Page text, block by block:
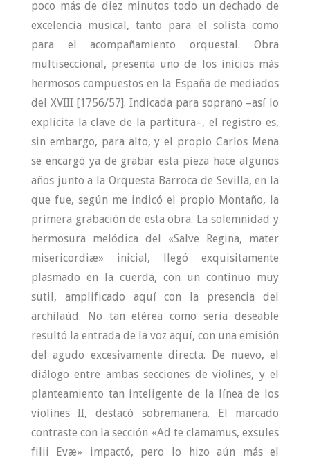
poco más de diez minutos todo un dechado de
excelencia musical, tanto para el solista como
para el acompañamiento orquestal. Obra
multiseccional, presenta uno de los inicios más
hermosos compuestos en la España de mediados
del XVIII [1756/57]. Indicada para soprano –así lo
explicita la clave de la partitura–, el registro es,
sin embargo, para alto, y el propio Carlos Mena
se encargó ya de grabar esta pieza hace algunos
años junto a la Orquesta Barroca de Sevilla, en la
que fue, según me indicó el propio Montaño, la
primera grabación de esta obra. La solemnidad y
hermosura melódica del «Salve Regina, mater
misericordiæ» inicial, llegó exquisitamente
plasmado en la cuerda, con un continuo muy
sutil, amplificado aquí con la presencia del
archilaúd. No tan etérea como sería deseable
resultó la entrada de la voz aquí, con una emisión
del agudo excesivamente directa. De nuevo, el
diálogo entre ambas secciones de violines, y el
planteamiento tan inteligente de la línea de los
violines II, destacó sobremanera. El marcado
contraste con la sección «Ad te clamamus, exsules
filii Evæ» impactó, pero lo hizo aún más el